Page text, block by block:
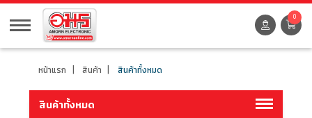
0
หน้าแรก สินค้า สินค้าทั้งหมด
สินค้าทั้งหมด